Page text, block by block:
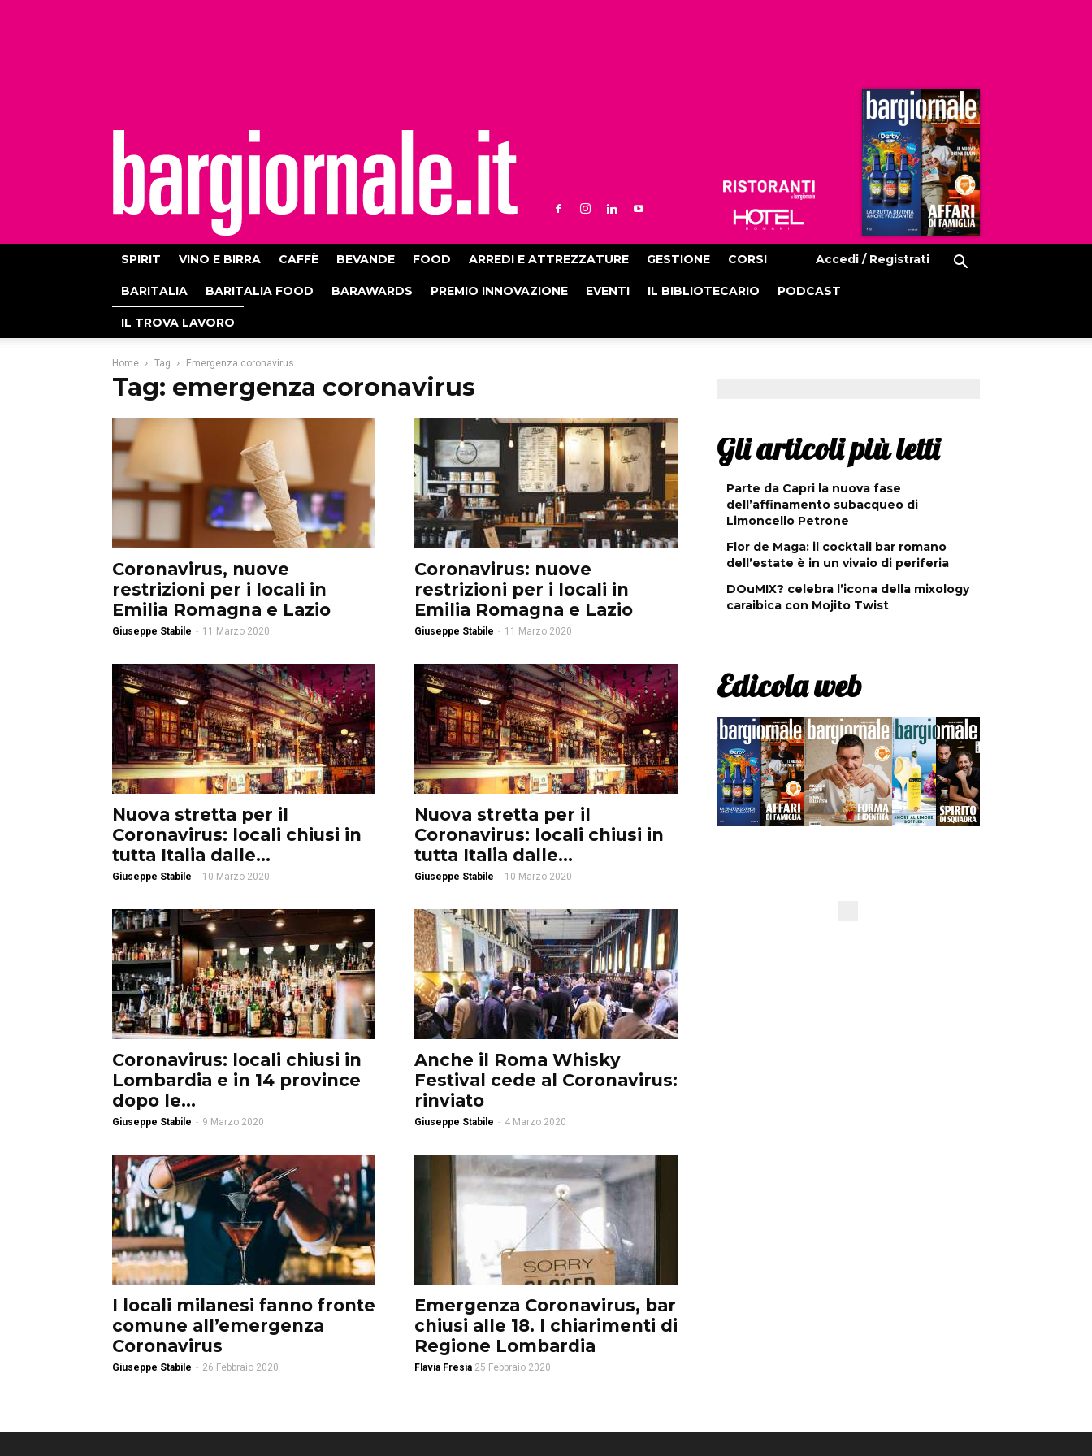
Ristoranti
Hoteldomani
SPIRIT VINO E BIRRA CAFFÈ BEVANDE FOOD ARREDI E ATTREZZATURE GESTIONE CORSI Accedi / Registrati
BARITALIA BARITALIA FOOD BARAWARDS PREMIO INNOVAZIONE EVENTI IL BIBLIOTECARIO PODCAST
IL TROVA LAVORO
Home Tag Emergenza coronavirus
Tag: emergenza coronavirus
Coronavirus, nuove
restrizioni per i locali in
Emilia Romagna e Lazio
Giuseppe Stabile - 11 Marzo 2020
Coronavirus: nuove
restrizioni per i locali in
Emilia Romagna e Lazio
Giuseppe Stabile - 11 Marzo 2020
Nuova stretta per il
Coronavirus: locali chiusi in
tutta Italia dalle...
Giuseppe Stabile - 10 Marzo 2020
Nuova stretta per il
Coronavirus: locali chiusi in
tutta Italia dalle...
Giuseppe Stabile - 10 Marzo 2020
Coronavirus: locali chiusi in
Lombardia e in 14 province
dopo le...
Giuseppe Stabile - 9 Marzo 2020
Anche il Roma Whisky
Festival cede al Coronavirus:
rinviato
Giuseppe Stabile - 4 Marzo 2020
I locali milanesi fanno fronte
comune all’emergenza
Coronavirus
Giuseppe Stabile - 26 Febbraio 2020
Emergenza Coronavirus, bar
chiusi alle 18. I chiarimenti di
Regione Lombardia
Flavia Fresia 25 Febbraio 2020
Gli articoli più letti
Parte da Capri la nuova fase
dell’affinamento subacqueo di
Limoncello Petrone
Flor de Maga: il cocktail bar romano
dell’estate è in un vivaio di periferia
DOuMIX? celebra l’icona della mixology
caraibica con Mojito Twist
Edicola web